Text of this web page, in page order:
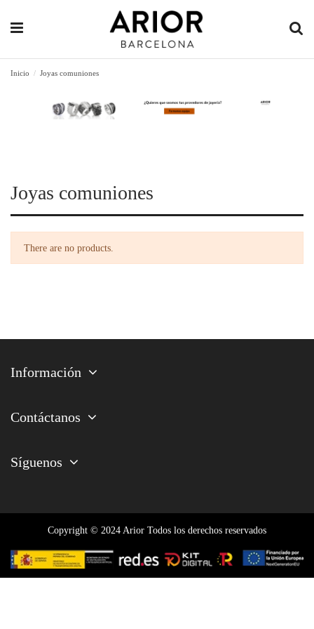
Inicio Joyas comuniones
Joyas comuniones
There are no products.
Información
Contáctanos
Síguenos
Copyright © 2024 Arior Todos los derechos reservados